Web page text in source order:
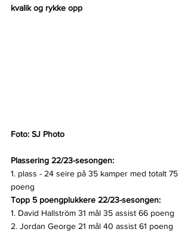
kvalik og rykke opp
Foto: SJ Photo
Plassering 22/23-sesongen:
1. plass - 24 seire på 35 kamper med totalt 75
poeng
Topp 5 poengplukkere 22/23-sesongen:
1. David Hallström 31 mål 35 assist 66 poeng
2. Jordan George 21 mål 40 assist 61 poeng